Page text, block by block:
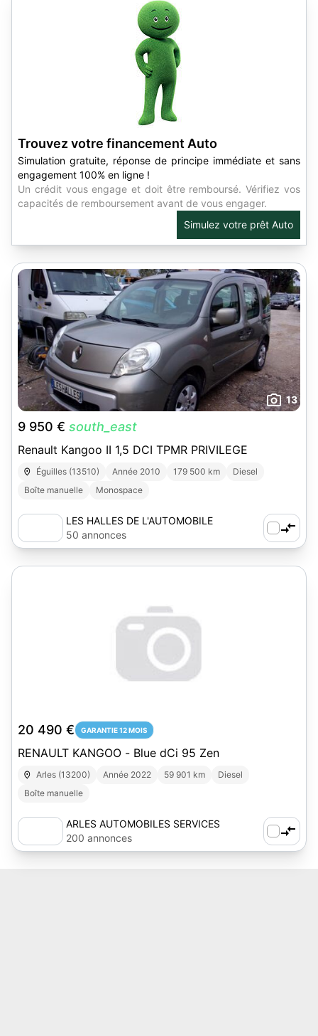
Trouvez votre financement Auto
Simulation gratuite, réponse de principe immédiate et sans
engagement 100% en ligne !
Un crédit vous engage et doit être remboursé. Vérifiez vos
capacités de remboursement avant de vous engager.
Simulez votre prêt Auto
13
9 950 € south_east
Renault Kangoo II 1,5 DCI TPMR PRIVILEGE
Éguilles (13510) Année 2010 179 500 km
Diesel
Boîte manuelle
Monospace
LES HALLES DE L'AUTOMOBILE
50 annonces
20 490 € GARANTIE 12 MOIS
RENAULT KANGOO - Blue dCi 95 Zen
Arles (13200) Année 2022 59 901 km
Diesel
Boîte manuelle
ARLES AUTOMOBILES SERVICES
200 annonces